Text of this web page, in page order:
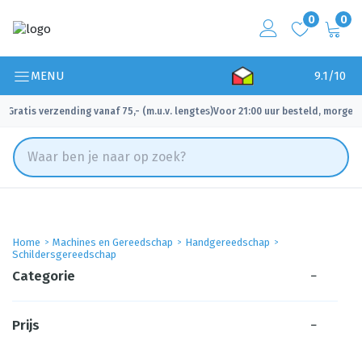
0 0
MENU 9.1/10
Gratis verzending vanaf 75,- (m.u.v. lengtes)
✓ Voor 21:00 uur besteld, morgen
Home Machines en Gereedschap
Handgereedschap
Schildersgereedschap
Categorie −
Prijs −